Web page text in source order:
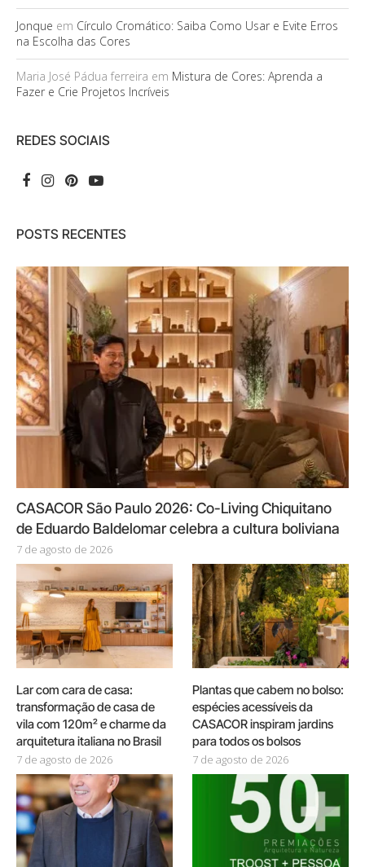
Jonque em Círculo Cromático: Saiba Como Usar e Evite Erros
na Escolha das Cores
Maria José Pádua ferreira em Mistura de Cores: Aprenda a
Fazer e Crie Projetos Incríveis
REDES SOCIAIS
POSTS RECENTES
CASACOR São Paulo 2026: Co-Living Chiquitano
de Eduardo Baldelomar celebra a cultura boliviana
7 de agosto de 2026
Lar com cara de casa:
transformação de casa de
vila com 120m² e charme da
arquitetura italiana no Brasil
7 de agosto de 2026
Plantas que cabem no bolso:
espécies acessíveis da
CASACOR inspiram jardins
para todos os bolsos
7 de agosto de 2026